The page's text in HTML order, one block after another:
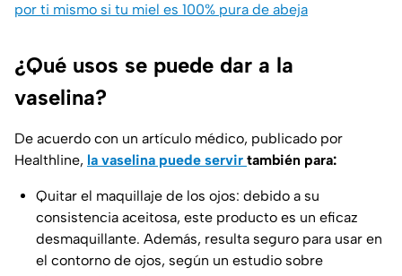
por ti mismo si tu miel es 100% pura de abeja
¿Qué usos se puede dar a la
vaselina?
De acuerdo con un artículo médico, publicado por
Healthline, la vaselina puede servir también para:
Quitar el maquillaje de los ojos: debido a su
consistencia aceitosa, este producto es un eficaz
desmaquillante. Además, resulta seguro para usar en
el contorno de ojos, según un estudio sobre